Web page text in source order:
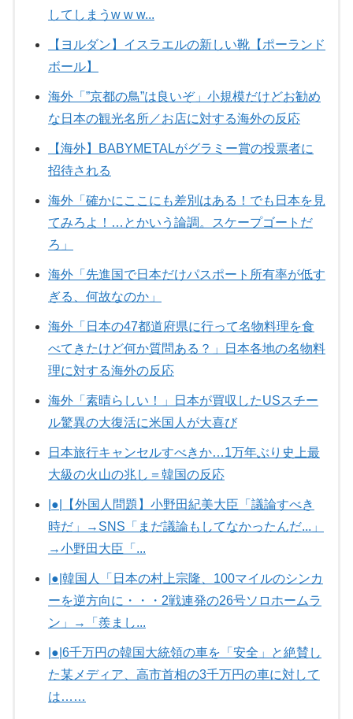
してしまうw w w...
【ヨルダン】イスラエルの新しい靴【ポーランド
ボール】
海外「”京都の鳥”は良いぞ」小規模だけどお勧め
な日本の観光名所／お店に対する海外の反応
【海外】BABYMETALがグラミー賞の投票者に
招待される
海外「確かにここにも差別はある！でも日本を見
てみろよ！…とかいう論調。スケープゴートだ
ろ」
海外「先進国で日本だけパスポート所有率が低す
ぎる、何故なのか」
海外「日本の47都道府県に行って名物料理を食
べてきたけど何か質問ある？」日本各地の名物料
理に対する海外の反応
海外「素晴らしい！」日本が買収したUSスチー
ル驚異の大復活に米国人が大喜び
日本旅行キャンセルすべきか…1万年ぶり史上最
大級の火山の兆し＝韓国の反応
|●|【外国人問題】小野田紀美大臣「議論すべき
時だ」→SNS「まだ議論もしてなかったんだ...」
→小野田大臣「...
|●|韓国人「日本の村上宗隆、100マイルのシンカ
ーを逆方向に・・・2戦連発の26号ソロホームラ
ン」→「羨まし...
|●|6千万円の韓国大統領の車を「安全」と絶賛し
た某メディア、高市首相の3千万円の車に対して
は……